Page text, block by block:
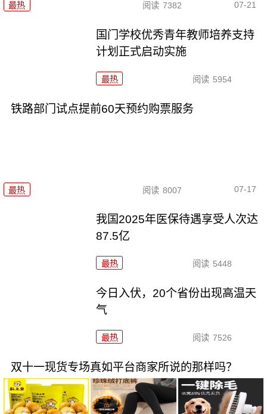
最热 阅读 7382 07-21
国门学校优秀青年教师培养支持
计划正式启动实施
最热 阅读 5954
铁路部门试点提前60天预约购票服务
最热 阅读 8007 07-17
我国2025年医保待遇享受人次达
87.5亿
最热 阅读 5448
今日入伏，20个省份出现高温天
气
最热 阅读 7526
双十一现货专场真如平台商家所说的那样吗？